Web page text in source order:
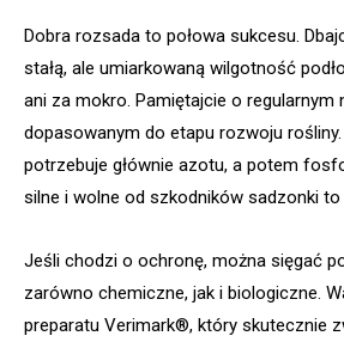
Dobra rozsada to połowa sukcesu.
stałą, ale umiarkowaną wilgotność
ani za mokro. Pamiętajcie o regularnym
dopasowanym do etapu rozwoju
potrzebuje głównie azotu, a potem
silne i wolne od szkodników sadzonki
Jeśli chodzi o ochronę, można sięgać
zarówno chemiczne, jak i biologiczne.
preparatu Verimark®, który skutecznie